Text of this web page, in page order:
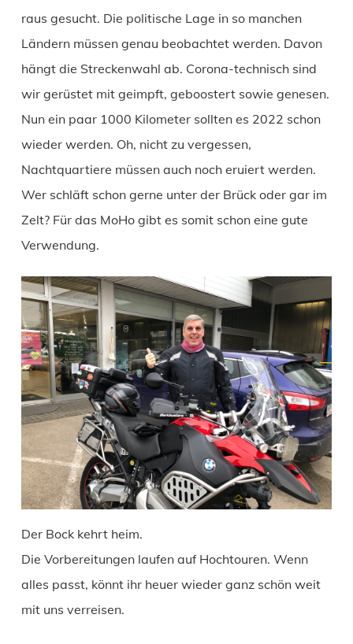
raus gesucht. Die politische Lage in so manchen
Ländern müssen genau beobachtet werden. Davon
hängt die Streckenwahl ab. Corona-technisch sind
wir gerüstet mit geimpft, geboostert sowie genesen.
Nun ein paar 1000 Kilometer sollten es 2022 schon
wieder werden. Oh, nicht zu vergessen,
Nachtquartiere müssen auch noch eruiert werden.
Wer schläft schon gerne unter der Brück oder gar im
Zelt? Für das MoHo gibt es somit schon eine gute
Verwendung.
Der Bock kehrt heim.
Die Vorbereitungen laufen auf Hochtouren. Wenn
alles passt, könnt ihr heuer wieder ganz schön weit
mit uns verreisen.